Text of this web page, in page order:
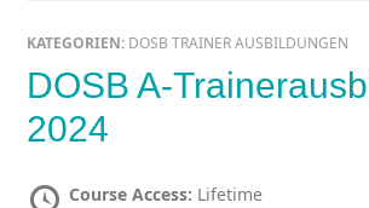
KATEGORIEN: DOSB TRAINER AUSBILDUNGEN
DOSB A-Trainerausbildung
2024
Course Access: Lifetime